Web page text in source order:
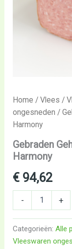
Home /Vlees /
ongesneden /
Harmony
Gebraden
Harmony
€ 94,62
- +
Categorieën:Alle
Vleeswaren